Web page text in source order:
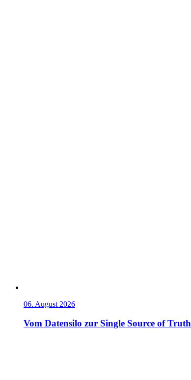
06. August 2026
Vom Datensilo zur Single Source of Truth